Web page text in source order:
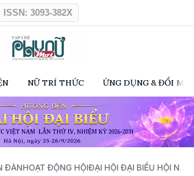
ISSN: 3093-382X
NỮ TRÍ THỨC ỨNG DỤNG & ĐỔI
ĐÀNHOẠT ĐỘNG HỘIĐẠI HỘI ĐẠI BIỂU HỘI NỮ